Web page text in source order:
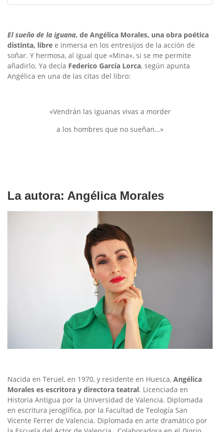
El sueño de la iguana, de Angélica Morales, una obra poética
distinta, libre e inmersa en los entresijos de la acción de
soñar. Y hermosa, al igual que «Mina», si se me permite
añadirlo. Ya decía Federico García Lorca, según apunta
Angélica en una de las citas del libro:
«Vendrán las iguanas vivas a morder
a los hombres que no sueñan…»
La autora: Angélica Morales
Nacida en Teruel, en 1970, y residente en Huesca, Angélica
Morales es escritora y directora teatral. Licenciada en
Historia Antigua por la Universidad de Valencia. Diplomada
en escritura jeroglífica, por la Facultad de Teología San
Vicente Ferrer de Valencia. Diplomada en arte dramático por